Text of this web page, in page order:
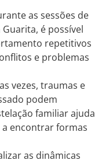
as sessões de
é possível
repetitivos
e problemas
vezes, traumas e
podem
familiar ajuda
a encontrar formas
as dinâmicas